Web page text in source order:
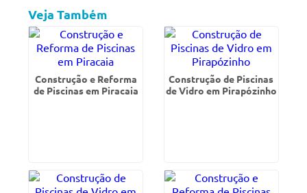
Veja Também
Construção e Reforma
de Piscinas em Piracaia
Construção de Piscinas
de Vidro em Pirapózinho